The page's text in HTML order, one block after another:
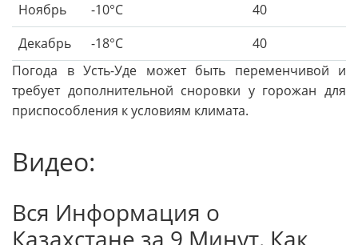
Ноябрь
-10°С
40
Декабрь
-18°С
40
Погода в Усть-Уде может быть переменчивой и
требует дополнительной сноровки у горожан для
приспособления к условиям климата.
Видео:
Вся Информация о
Казахстане за 9 Минут. Как